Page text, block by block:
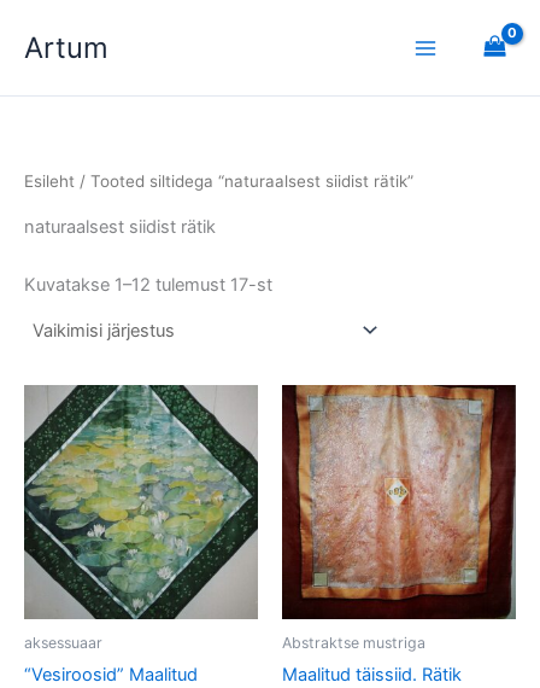
Artum
Esileht / Tooted siltidega “naturaalsest siidist rätik”
naturaalsest siidist rätik
Kuvatakse 1–12 tulemust 17-st
aksessuaar
“Vesiroosid” Maalitud
Abstraktse mustriga
Maalitud täissiid. Rätik